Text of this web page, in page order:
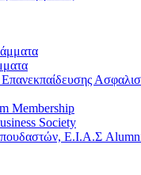
Membership
Society
Ε.Ι.Α.Σ